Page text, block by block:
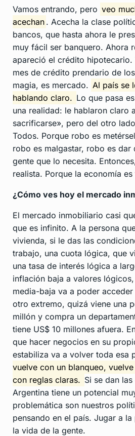
Vamos entrando, pero veo
acechan . Acecha la clase
bancos, que hasta ahora le
muy fácil ser banquero. Ahora
apareció el crédito hipotecario.
mes de crédito prendario de
magia, es mercado. Al país se
hablando claro. Lo que pasa
una realidad: le hablaron claro
sacrificarse», pero del otro
Todos. Porque robo es
robo es malgastar, robo es dar
gente que lo necesita.
realista. Porque la economía es
¿Cómo ves hoy el mercado
El mercado inmobiliario casi
que es infinito. A la persona
vivienda, si le das las
trabajo, una cuota lógica, que
una tasa de interés lógica a
inflación baja a valores
media-baja va a poder
otro extremo, quizá viene una
millón y compra un
tiene US$ 10 millones afuera.
que hacer negocios en su
estabiliza va a volver toda esa
vuelve con un blanqueo,
con reglas claras. Si se dan
Argentina tiene un potencial
problemática son nuestros
pensando en el país. Jugar a
la vida de la gente.